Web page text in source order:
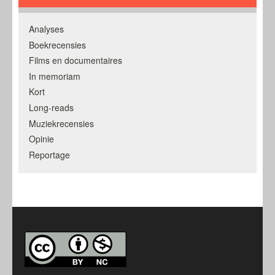
Analyses
Boekrecensies
Films en documentaires
In memoriam
Kort
Long-reads
Muziekrecensies
Opinie
Reportage